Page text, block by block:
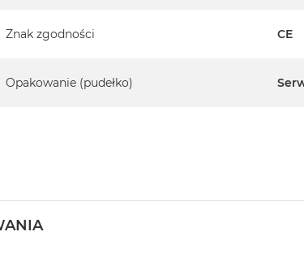
Znak zgodności CE
Opakowanie (pudełko)